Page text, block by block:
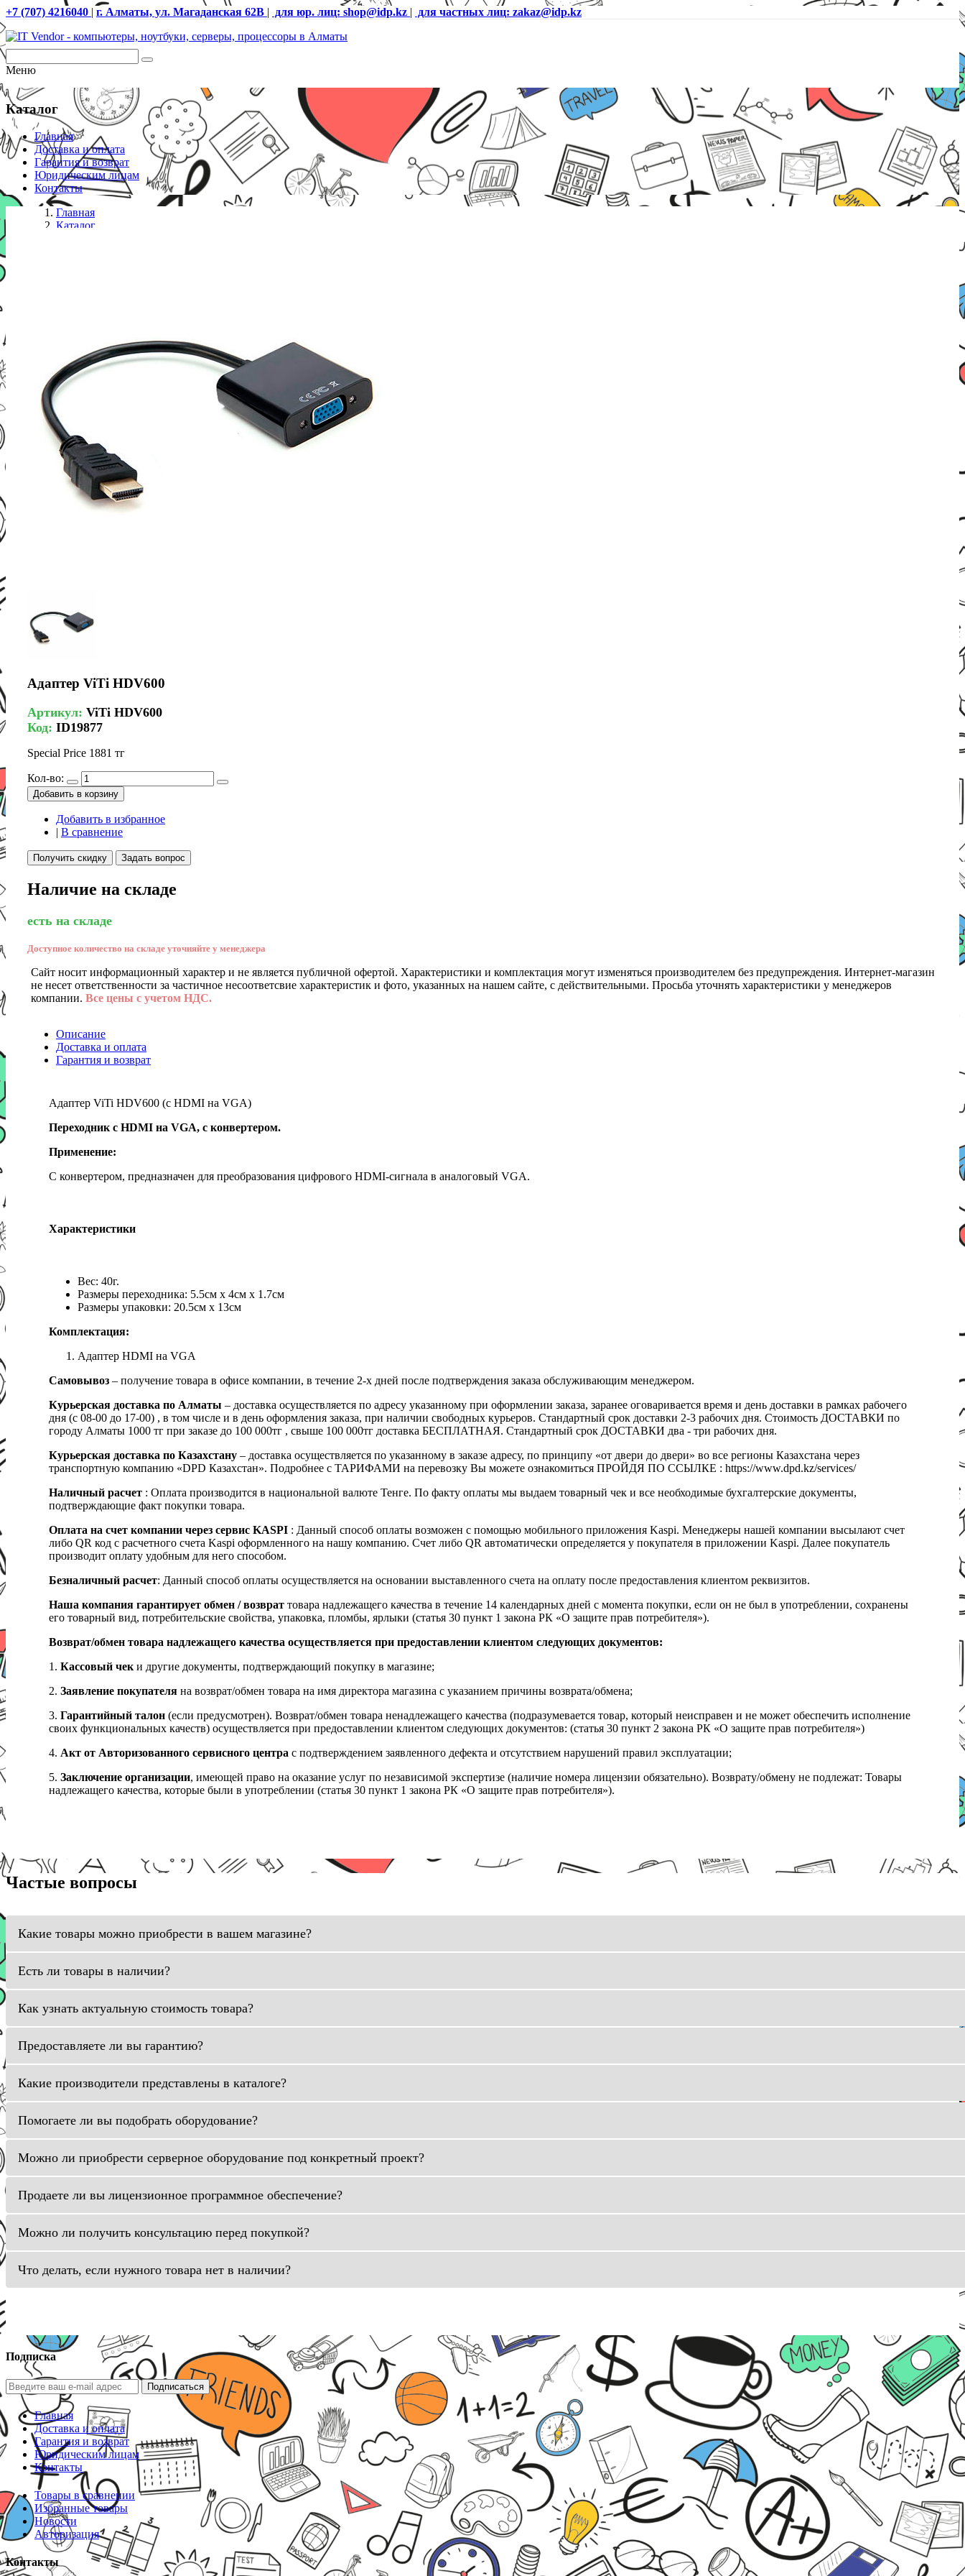
+7 (707) 4216040 | г. Алматы, ул. Магаданская 62В | для юр. лиц: shop@idp.kz | для частных лиц: zakaz@idp.kz
Меню
Каталог
Главная
Доставка и оплата
Гарантия и возврат
Юридическим лицам
Контакты
Главная
Каталог
Адаптер ViTi HDV600
Артикул: ViTi HDV600
Код: ID19877
Special Price 1881 тг
Кол-во:
Добавить в корзину
Добавить в избранное
| В сравнение
Получить скидку Задать вопрос
Наличие на складе
есть на складе
Доступное количество на складе уточняйте у менеджера
Сайт носит информационный характер и не является публичной офертой. Характеристики и комплектация могут изменяться производителем без предупреждения. Интернет-магазин
не несет ответственности за частичное несоответсвие характеристик и фото, указанных на нашем сайте, с действительными. Просьба уточнять характеристики у менеджеров
компании. Все цены с учетом НДС.
Описание
Доставка и оплата
Гарантия и возврат
Адаптер ViTi HDV600 (с HDMI на VGA)
Переходник с HDMI на VGA, с конвертером.
Применение:
С конвертером, предназначен для преобразования цифрового HDMI-сигнала в аналоговый VGA.
Характеристики
Вес: 40г.
Размеры переходника: 5.5см х 4см х 1.7см
Размеры упаковки: 20.5см х 13см
Комплектация:
Адаптер HDMI на VGA
Самовывоз – получение товара в офисе компании, в течение 2-х дней после подтверждения заказа обслуживающим менеджером.
Курьерская доставка по Алматы – доставка осуществляется по адресу указанному при оформлении заказа, заранее оговаривается время и день доставки в рамках рабочего
дня (с 08-00 до 17-00) , в том числе и в день оформления заказа, при наличии свободных курьеров. Стандартный срок доставки 2-3 рабочих дня. Стоимость ДОСТАВКИ по
городу Алматы 1000 тг при заказе до 100 000тг , свыше 100 000тг доставка БЕСПЛАТНАЯ. Стандартный срок ДОСТАВКИ два - три рабочих дня.
Курьерская доставка по Казахстану – доставка осуществляется по указанному в заказе адресу, по принципу «от двери до двери» во все регионы Казахстана через
транспортную компанию «DPD Казахстан». Подробнее с ТАРИФАМИ на перевозку Вы можете ознакомиться ПРОЙДЯ ПО ССЫЛКЕ : https://www.dpd.kz/services/
Наличный расчет : Оплата производится в национальной валюте Тенге. По факту оплаты мы выдаем товарный чек и все необходимые бухгалтерские документы,
подтверждающие факт покупки товара.
Оплата на счет компании через сервис KASPI : Данный способ оплаты возможен с помощью мобильного приложения Kaspi. Менеджеры нашей компании высылают счет
либо QR код с расчетного счета Kaspi оформленного на нашу компанию. Счет либо QR автоматически определяется у покупателя в приложении Kaspi. Далее покупатель
производит оплату удобным для него способом.
Безналичный расчет: Данный способ оплаты осуществляется на основании выставленного счета на оплату после предоставления клиентом реквизитов.
Наша компания гарантирует обмен / возврат товара надлежащего качества в течение 14 календарных дней с момента покупки, если он не был в употреблении, сохранены
его товарный вид, потребительские свойства, упаковка, пломбы, ярлыки (статья 30 пункт 1 закона РК «О защите прав потребителя»).
Возврат/обмен товара надлежащего качества осуществляется при предоставлении клиентом следующих документов:
1. Кассовый чек и другие документы, подтверждающий покупку в магазине;
2. Заявление покупателя на возврат/обмен товара на имя директора магазина с указанием причины возврата/обмена;
3. Гарантийный талон (если предусмотрен). Возврат/обмен товара ненадлежащего качества (подразумевается товар, который неисправен и не может обеспечить исполнение
своих функциональных качеств) осуществляется при предоставлении клиентом следующих документов: (статья 30 пункт 2 закона РК «О защите прав потребителя»)
4. Акт от Авторизованного сервисного центра с подтверждением заявленного дефекта и отсутствием нарушений правил эксплуатации;
5. Заключение организации, имеющей право на оказание услуг по независимой экспертизе (наличие номера лицензии обязательно). Возврату/обмену не подлежат: Товары
надлежащего качества, которые были в употреблении (статья 30 пункт 1 закона РК «О защите прав потребителя»).
Частые вопросы
Какие товары можно приобрести в вашем магазине?
Есть ли товары в наличии?
Как узнать актуальную стоимость товара?
Предоставляете ли вы гарантию?
Какие производители представлены в каталоге?
Помогаете ли вы подобрать оборудование?
Можно ли приобрести серверное оборудование под конкретный проект?
Продаете ли вы лицензионное программное обеспечение?
Можно ли получить консультацию перед покупкой?
Что делать, если нужного товара нет в наличии?
Подписка
Подписаться
Главная
Доставка и оплата
Гарантия и возврат
Юридическим лицам
Контакты
Товары в сравнении
Избранные товары
Новости
Авторизация
Контакты